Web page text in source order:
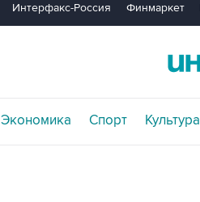
Интерфакс-Россия Финмаркет
Экономика Спорт Культура